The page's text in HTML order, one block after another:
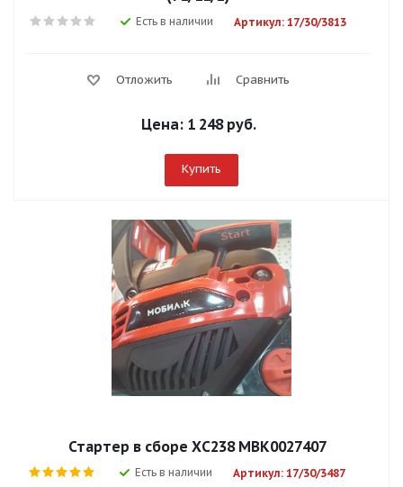
Есть в наличии Артикул: 17/30/3813
Отложить Сравнить
Цена: 1 248 руб.
Купить
Стартер в сборе ХС238 МВК0027407
Есть в наличии Артикул: 17/30/3487